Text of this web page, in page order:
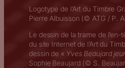
Logotype de l’Art du Timbre
Pierre Albuisson (© ATG / P.
Le dessin de la trame de
du site Internet de l’Art du
dessin de « Yves Beaujard
Sophie Beaujard (© S.